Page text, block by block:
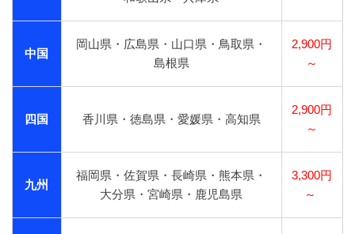
中国
岡山県・広島県・山口県・鳥取県・
島根県
2,900円
～
四国 香川県・徳島県・愛媛県・高知県
2,900円
～
九州
福岡県・佐賀県・長崎県・熊本県・
大分県・宮崎県・鹿児島県
3,300円
～